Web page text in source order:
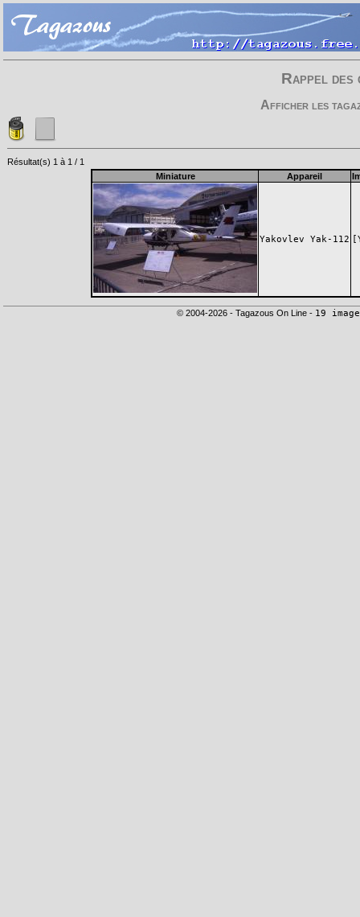
Rappel
Afficher les
Résultat(s) 1 à 1 / 1
Miniature
Appareil
Yakovlev Yak-112
© 2004-2026 - Tagazous On Line - 19